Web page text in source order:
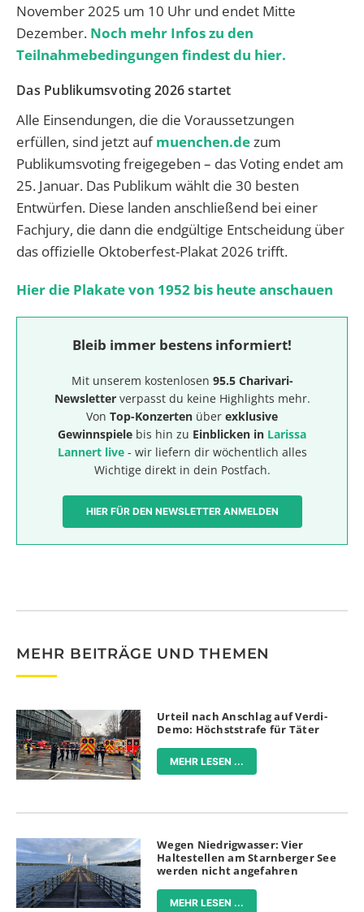
November 2025 um 10 Uhr und endet Mitte
Dezember. Noch mehr Infos zu den
Teilnahmebedingungen findest du hier.
Das Publikumsvoting 2026 startet
Alle Einsendungen, die die Voraussetzungen
erfüllen, sind jetzt aufmuenchen.de zum
Publikumsvoting freigegeben – das Voting endet am
25. Januar. Das Publikum wählt die 30 besten
Entwürfen. Diese landen anschließend bei einer
Fachjury, die dann die endgültige Entscheidung über
das offizielle Oktoberfest-Plakat 2026 trifft.
Hier die Plakate von 1952 bis heute anschauen
Bleib immer bestens informiert!
Mit unserem kostenlosen 95.5 Charivari-
Newsletterverpasst du keine Highlights mehr.
Von Top-Konzerten über exklusive
Gewinnspiele bis hin zu Einblicken in Larissa
Lannert live- wir liefern dir wöchentlich alles
Wichtige direkt in dein Postfach.
HIER FÜR DEN NEWSLETTER ANMELDEN
MEHR BEITRÄGE UND THEMEN
Urteil nach Anschlag auf Verdi-
Demo: Höchststrafe für Täter
MEHR LESEN ...
Wegen Niedrigwasser: Vier
Haltestellen am Starnberger See
werden nicht angefahren
MEHR LESEN ...